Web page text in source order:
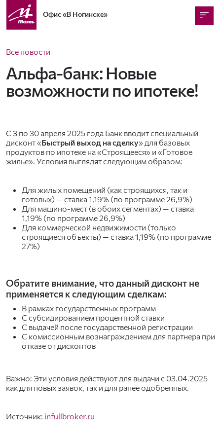
Офис«В Ногинске»
Все новости
Альфа-банк: Новые
возможности по ипотеке!
С 3 по 30 апреля 2025 года Банк вводит специальный
дисконт «Быстрый выход на сделку» для базовых
продуктов по ипотеке на «Строящееся» и «Готовое
жилье». Условия выглядят следующим образом:
Для жилых помещений (как строящихся, так и
готовых) — ставка 1,19% (по программе 26,9%)
Для машино-мест (в обоих сегментах) — ставка
1,19% (по программе 26,9%)
Для коммерческой недвижимости (только
строящиеся объекты) — ставка 1,19% (по программе
27%)
Обратите внимание, что данный дисконт не
применяется к следующим сделкам:
В рамках государственных программ
С субсидированием процентной ставки
С выдачей после государственной регистрации
С комиссионным вознаграждением для партнера при
отказе от дисконтов
Важно: Эти условия действуют для выдачи с 03.04.2025
как для новых заявок, так и для ранее одобренных.
Источник: infullbroker.ru